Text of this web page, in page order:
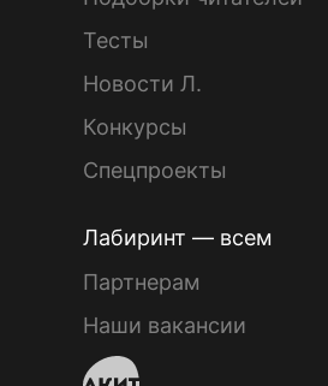
Тесты
Новости Л.
Конкурсы
Спецпроекты
Лабиринт — всем
Партнерам
Наши вакансии